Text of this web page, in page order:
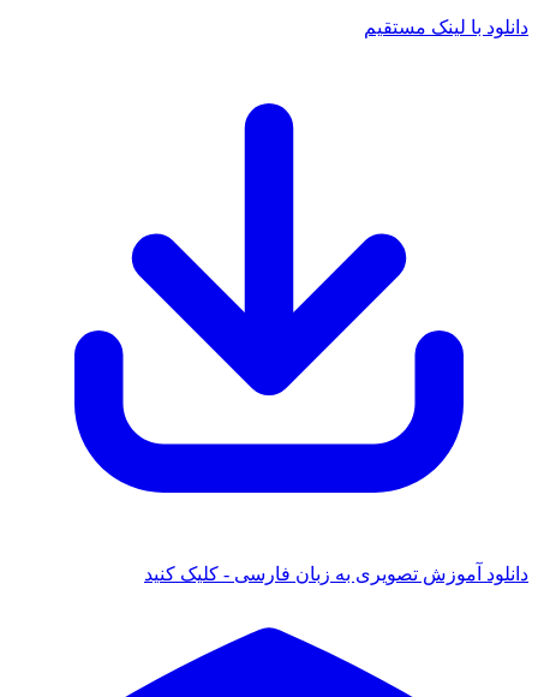
با لینک مستقیم
آموزش تصویری به زبان فارسی - کلیک کنید